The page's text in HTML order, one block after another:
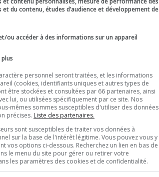
et du contenu, études d’audience et développement de
ou accéder à des informations sur un appareil
personnel seront traitées, et les informations
(cookies, identifiants uniques et autres types de
être stockées et consultées par 66 partenaires, ainsi
lui, ou utilisées spécifiquement par ce site. Nos
mêmes sommes susceptibles d'utiliser des données
précises. Liste des partenaires.
sont susceptibles de traiter vos données à
sur la base de l'intérêt légitime. Vous pouvez vous y
vos options ci-dessous. Recherchez un lien en bas de
le menu du site pour gérer ou retirer votre
les paramètres des cookies et de confidentialité.